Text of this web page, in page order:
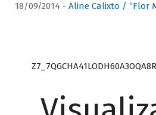
18/09/2014 - Aline Calixto / “Flor